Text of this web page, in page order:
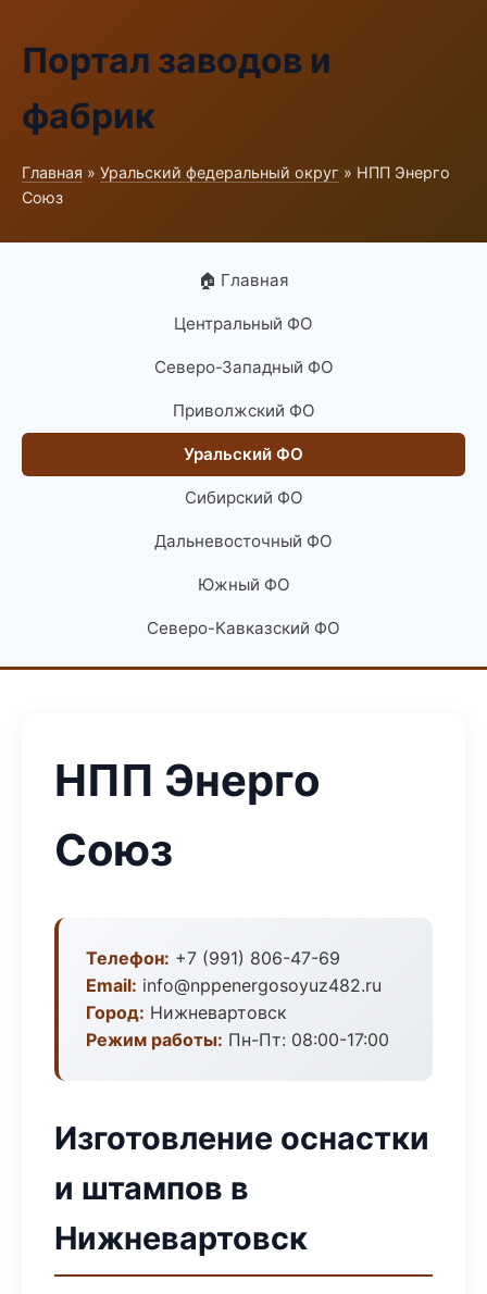
Портал заводов и
фабрик
Главная » Уральский федеральный округ » НПП Энерго
Союз
🏠 Главная
Центральный ФО
Северо-Западный ФО
Приволжский ФО
Уральский ФО
Сибирский ФО
Дальневосточный ФО
Южный ФО
Северо-Кавказский ФО
НПП Энерго
Союз
Телефон: +7 (991) 806-47-69
Email: info@nppenergosoyuz482.ru
Город: Нижневартовск
Режим работы: Пн-Пт: 08:00-17:00
Изготовление оснастки
и штампов в
Нижневартовск